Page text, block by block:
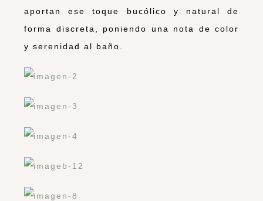
aportan ese toque bucólico y natural de
forma discreta, poniendo una nota de color
y serenidad al baño.